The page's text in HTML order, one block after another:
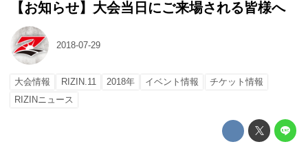
【お知らせ】大会当日にご来場される皆様へ
2018-07-29
大会情報 RIZIN.11 2018年 イベント情報
チケット情報
RIZINニュース